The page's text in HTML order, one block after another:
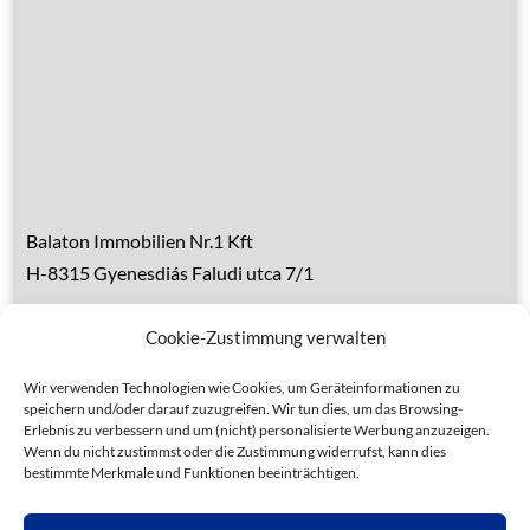
Cookie-Zustimmung verwalten
Wir verwenden Technologien wie Cookies, um Geräteinformationen zu
speichern und/oder darauf zuzugreifen. Wir tun dies, um das Browsing-
Erlebnis zu verbessern und um (nicht) personalisierte Werbung anzuzeigen.
Wenn du nicht zustimmst oder die Zustimmung widerrufst, kann dies
bestimmte Merkmale und Funktionen beeinträchtigen.
Balaton Immobilien Nr.1 Kft
H-8315 Gyenesdiás Faludi utca 7/1
Handy 1: 0036 30 153 7382 (deutsch)
Handy 2: 0036 20 935 6160 (ungarisch)